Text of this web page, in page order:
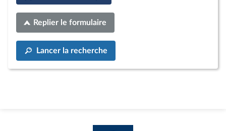
Replier le formulaire
Lancer la recherche